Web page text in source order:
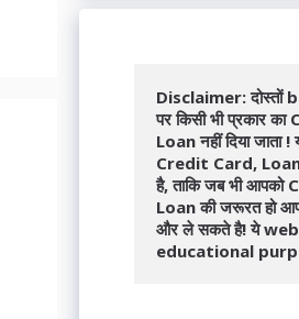
Disclaimer:
पर किसी भी प्रकार
Loan नहीं दिया जाता !
Credit Card, Loan
है, ताकि जब भी
Loan की जरूरत हो
और ले सकते है! ये
educational